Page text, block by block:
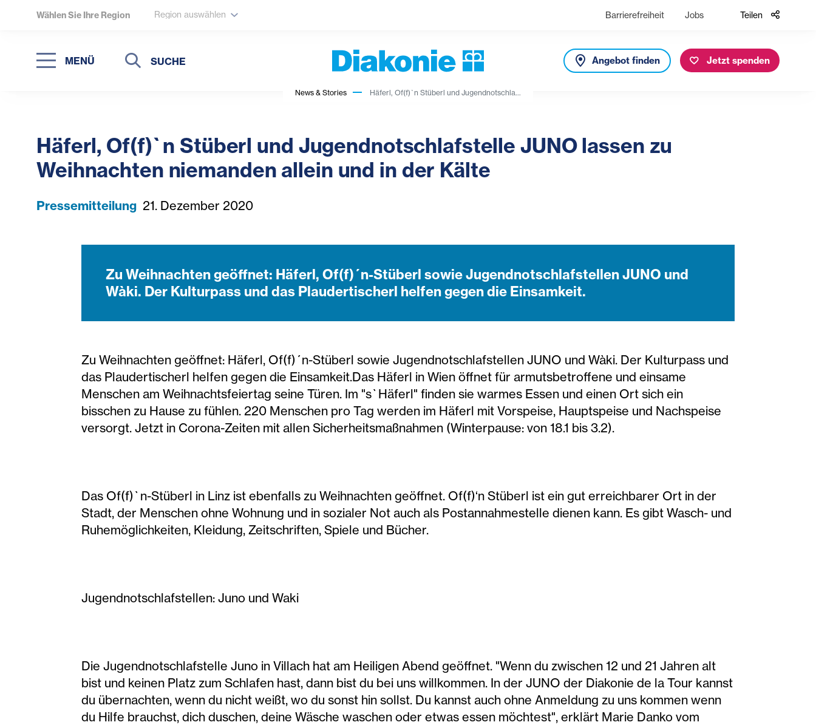
Wählen Sie Ihre Region Region auswählen Barrierefreiheit Jobs Teilen
MENÜ
Suche
Suche
Angebot finden Jetzt spenden
News & Stories Häferl, Of(f)`n Stüberl und Jugendnotschla...
Häferl, Of(f)`n Stüberl und Jugendnotschlafstelle JUNO lassen zu
Weihnachten niemanden allein und in der Kälte
Pressemitteilung 21. Dezember 2020
Zu Weihnachten geöffnet: Häferl, Of(f)´n-Stüberl sowie Jugendnotschlafstellen JUNO und
Wàki. Der Kulturpass und das Plaudertischerl helfen gegen die Einsamkeit.
Zu Weihnachten geöffnet: Häferl, Of(f)´n-Stüberl sowie Jugendnotschlafstellen JUNO und Wàki. Der Kulturpass und
das Plaudertischerl helfen gegen die Einsamkeit.Das Häferl in Wien öffnet für armutsbetroffene und einsame
Menschen am Weihnachtsfeiertag seine Türen. Im "s`Häferl" finden sie warmes Essen und einen Ort sich ein
bisschen zu Hause zu fühlen. 220 Menschen pro Tag werden im Häferl mit Vorspeise, Hauptspeise und Nachspeise
versorgt. Jetzt in Corona-Zeiten mit allen Sicherheitsmaßnahmen (Winterpause: von 18.1 bis 3.2).
Das Of(f)`n-Stüberl in Linz ist ebenfalls zu Weihnachten geöffnet. Of(f)‘n Stüberl ist ein gut erreichbarer Ort in der
Stadt, der Menschen ohne Wohnung und in sozialer Not auch als Postannahmestelle dienen kann. Es gibt Wasch- und
Ruhemöglichkeiten, Kleidung, Zeitschriften, Spiele und Bücher.
Jugendnotschlafstellen: Juno und Waki
Die Jugendnotschlafstelle Juno in Villach hat am Heiligen Abend geöffnet. "Wenn du zwischen 12 und 21 Jahren alt
bist und keinen Platz zum Schlafen hast, dann bist du bei uns willkommen. In der JUNO der Diakonie de la Tour kannst
du übernachten, wenn du nicht weißt, wo du sonst hin sollst. Du kannst auch ohne Anmeldung zu uns kommen wenn
du Hilfe brauchst, dich duschen, deine Wäsche waschen oder etwas essen möchtest", erklärt Marie Danko vom